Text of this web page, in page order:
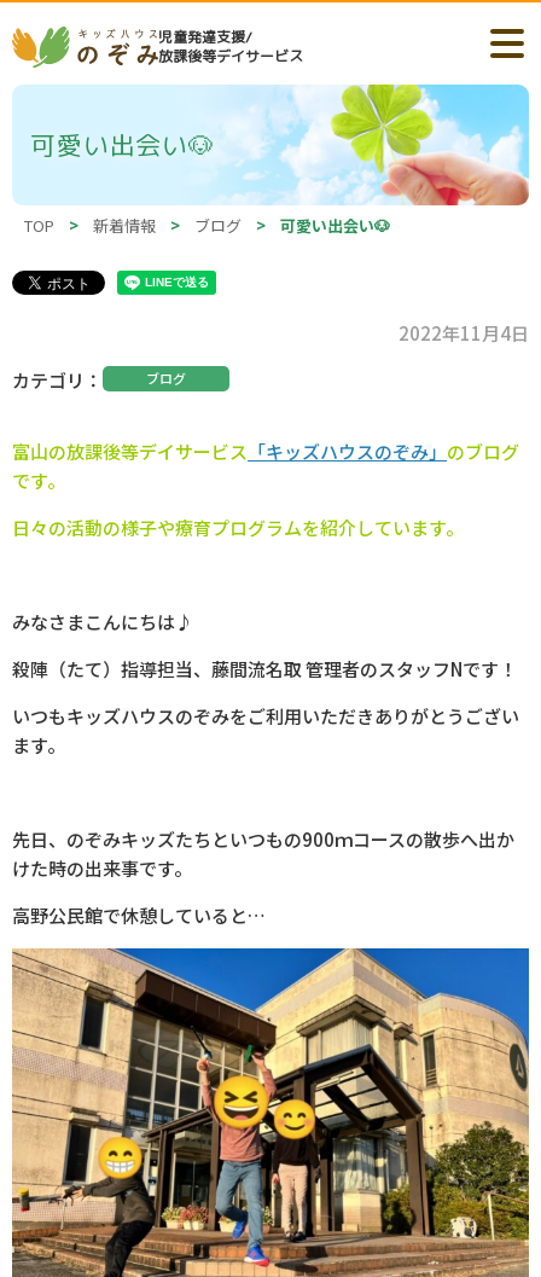
児童発達支援/
放課後等デイサービス
可愛い出会い🐶
TOP > 新着情報 > ブログ > 可愛い出会い🐶
2022年11月4日
カテゴリ
ブログ
富山の放課後等デイサービス 「キッズハウスのぞみ」 のブログ
です。
日々の活動の様子や療育プログラムを紹介しています。
みなさまこんにちは♪
殺陣（たて）指導担当、藤間流名取 管理者のスタッフNです！
いつもキッズハウスのぞみをご利用いただきありがとうござい
ます。
先日、のぞみキッズたちといつもの900ｍコースの散歩へ出か
けた時の出来事です。
高野公民館で休憩していると…